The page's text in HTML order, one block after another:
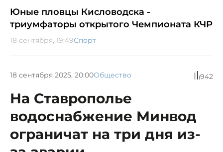
Юные пловцы Кисловодска -
триумфаторы открытого Чемпионата КЧР
18 сентября, 19:49Спорт
18 сентября 2025, 20:00Общество 942
На Ставрополье
водоснабжение Минвод
ограничат на три дня из-